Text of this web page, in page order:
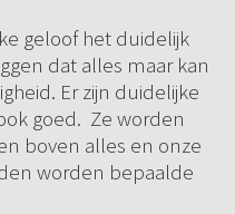
geloof het duidelijk
dat alles maar kan
Er zijn duidelijke
goed. Ze worden
boven alles en onze
worden bepaalde